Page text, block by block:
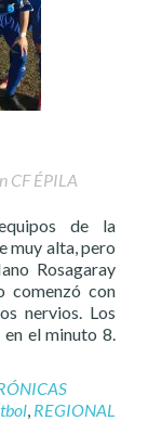
CF ÉPILA
de la
muy alta, pero
Rosagaray
comenzó con
nervios. Los
el minuto 8.
, REGIONAL